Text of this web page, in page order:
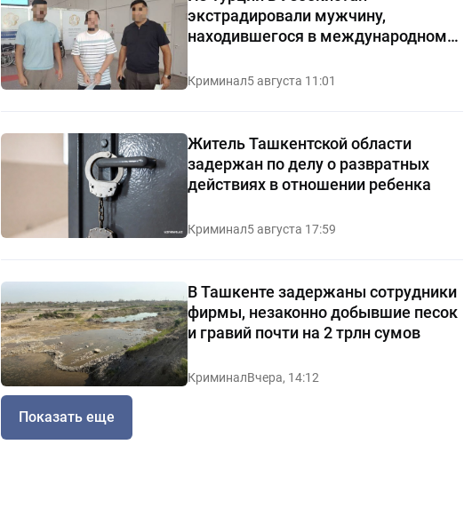
экстрадировали мужчину,
находившегося в международном
Криминал5 августа 11:01
Житель Ташкентской области
задержан по делу о развратных
действиях в отношении ребенка
Криминал5 августа 17:59
В Ташкенте задержаны сотрудники
фирмы, незаконно добывшие песок
и гравий почти на 2 трлн сумов
КриминалВчера, 14:12
Показать еще